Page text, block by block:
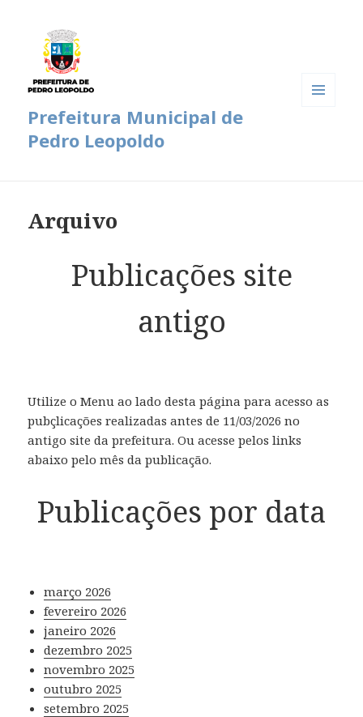
Prefeitura Municipal de
Pedro Leopoldo
Arquivo
Publicações site
antigo
Utilize o Menu ao lado desta página para acesso as
pubçlicações realizadas antes de 11/03/2026 no
antigo site da prefeitura. Ou acesse pelos links
abaixo pelo mês da publicação.
Publicações por data
março 2026
fevereiro 2026
janeiro 2026
dezembro 2025
novembro 2025
outubro 2025
setembro 2025